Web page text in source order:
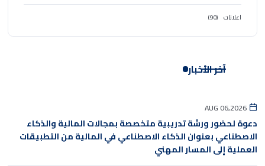
اعلانات (90)
آخر الأخبار
AUG 06,2026
دعوة لحضور ورشة تدريبية متخصصة بمجالات المالية والذكاء
الاصطناعي بعنوان الذكاء الاصطناعي في المالية من التطبيقات
العملية إلى المسار المهني